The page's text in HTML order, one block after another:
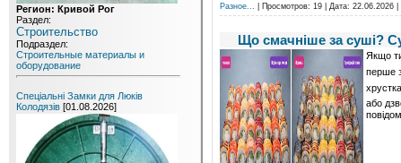
Регион: Кривой Рог
Раздел:
Строительство
Подраздел:
Строительные материалы и
оборудование
Спеціальні Замки для Люків
Колодязів [01.08.2026]
Разное... | Просмотров: 19 | Дата: 22.06.2026
Що смачніше за суші?
Якщо
перше
або